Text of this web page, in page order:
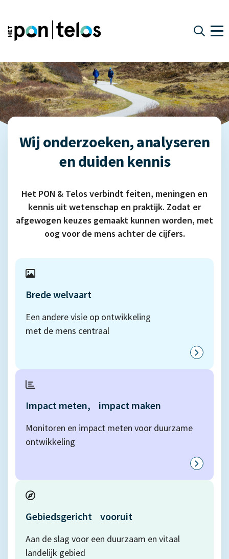
Wij onderzoeken, analyseren
en duiden kennis
Het PON & Telos verbindt feiten, meningen en
kennis uit wetenschap en praktijk. Zodat er
afgewogen keuzes gemaakt kunnen worden, met
oog voor de mens achter de cijfers.
Bredewelvaart
Een andere visie op ontwikkeling
met de mens centraal
Impact meten, impact maken
Monitoren en impact meten voor duurzame
ontwikkeling
Gebiedsgericht vooruit
Aan de slag voor een duurzaam en vitaal
landelijk gebied